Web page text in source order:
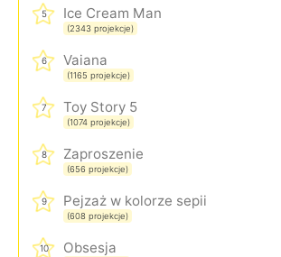
5 Ice Cream Man
(2343 projekcje)
6 Vaiana
(1165 projekcje)
7 Toy Story 5
(1074 projekcje)
8 Zaproszenie
(656 projekcje)
9 Pejzaż w kolorze sepii
(608 projekcje)
10 Obsesja